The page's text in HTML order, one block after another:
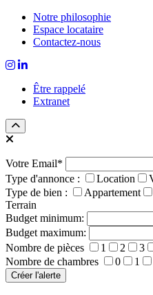
Notre philosophie
Espace locataire
Contactez-nous
Être rappelé
Extranet
Votre Email*
Type d'annonce :
Location
Type de bien :
Appartement
Terrain
Budget minimum:
Budget maximum:
Nombre de pièces
1 2 3
Nombre de chambres
0 1